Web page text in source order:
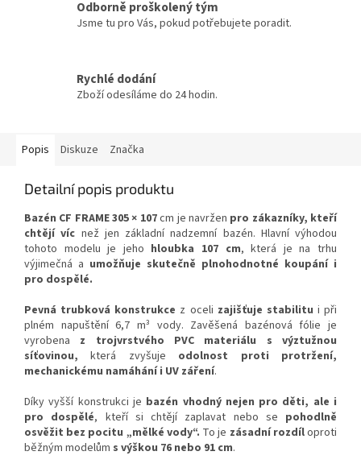
Odborně proškolený tým
Jsme tu pro Vás, pokud potřebujete poradit.
Rychlé dodání
Zboží odesíláme do 24 hodin.
Popis Diskuze Značka
Detailní popis produktu
Bazén CF FRAME 305 × 107cm je navržen pro zákazníky, kteří
chtějí víc než jen základní nadzemní bazén. Hlavní výhodou
tohoto modelu je jeho hloubka 107 cm, která je na trhu
výjimečná a umožňuje skutečně plnohodnotné koupání i
pro dospělé.
Pevná trubková konstrukce z oceli zajišťuje stabilitu i při
plném napuštění 6,7 m³ vody. Zavěšená bazénová fólie je
vyrobena z trojvrstvého PVC materiálu s výztužnou
síťovinou, která zvyšuje odolnost proti protržení,
mechanickému namáhání i UV záření.
Díky vyšší konstrukci je bazén vhodný nejen pro děti, ale i
pro dospělé, kteří si chtějí zaplavat nebo se pohodlně
osvěžit bez pocitu „mělké vody“. To je zásadní rozdíloproti
běžným modelům s výškou 76 nebo 91 cm.